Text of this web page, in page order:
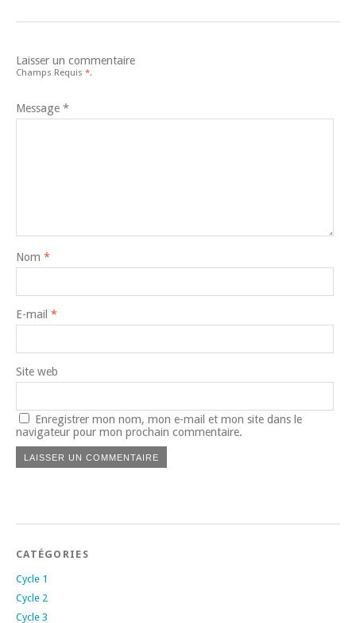
Laisser un commentaire
Champs Requis *.
Message *
Nom *
E-mail *
Site web
Enregistrer mon nom, mon e-mail et mon site dans le
navigateur pour mon prochain commentaire.
CATÉGORIES
Cycle 1
Cycle 2
Cycle 3